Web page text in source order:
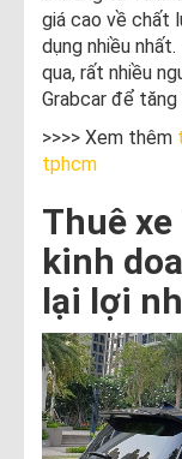
giá cao về chất
dụng nhiều
qua, rất nhiều
Grabcar để
>>>> Xem thêm
tphcm
Thuê
kinh
lại lợi